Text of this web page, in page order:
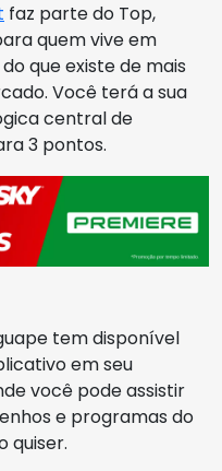
faz parte do Top,
quem vive em
que existe de mais
Você terá a sua
central de
3 pontos.
tem disponível
em seu
você pode assistir
e programas do
quiser.